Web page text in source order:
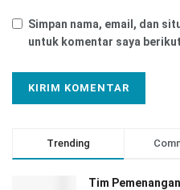
Simpan nama, email, dan
untuk komentar saya
Trending
Tim